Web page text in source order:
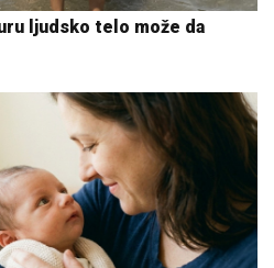
ljudsko telo može da